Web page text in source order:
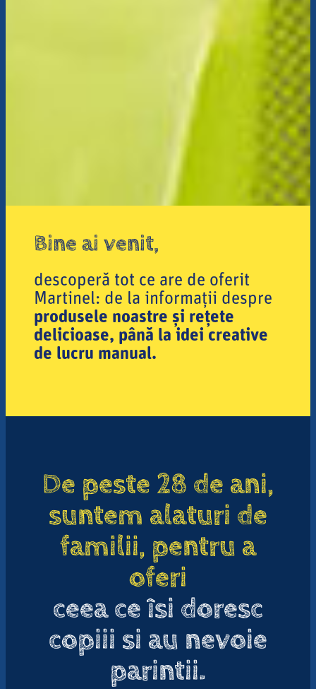
Bine ai venit,
descoperă tot ce are de oferit
Martinel: de la informații despre
produsele noastre și rețete
delicioase, până la idei creative
de lucru manual.
De peste 28 de ani,
suntem alaturi de
familii, pentru a
oferi
ceea ce îsi doresc
copiii si au nevoie
parintii.